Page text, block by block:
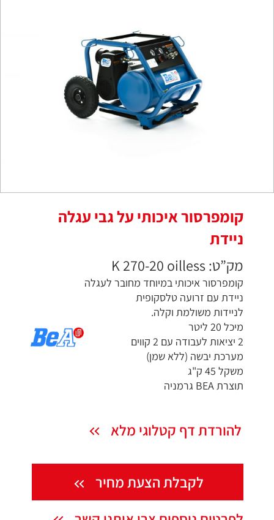
קומפרסור איכותי על גבי עגלה
ניידת
מק”ט: K 270-20 oilless
קומפרסור איכותי במיוחד מחובר לעגלה
ניידת עם זרועה טלסקופית
לניידות משולמת וקלה.
מיכל 20 ליטר
2 יציאות לעבודה עם 2 קווים
מערכת יבשה (ללא שמן)
משקל 45 ק"ג
תוצרת BEA גרמניה
להורדת דף קטלוגי מלא
לקבלת הצעת מחיר